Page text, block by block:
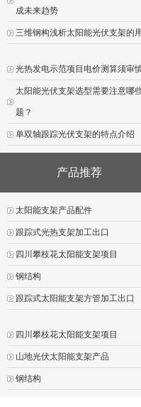
成未来趋势
三维钢构浅析太阳能光伏支架的
光热发电示范项目电价测算须审
太阳能光伏支架选型需要注意哪
题？
单双轴跟踪光伏支架的特点介绍
产品推荐
太阳能支架产品配件
跟踪式光热支架加工出口
四川攀枝花太阳能支架项目
钢结构
跟踪式太阳能支架方管加工出口
四川攀枝花太阳能支架项目
山地光伏太阳能支架产品
钢结构